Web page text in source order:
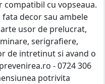
cu vopseaua.
decor sau ambele
usor de prelucrat,
serigrafiere,
de intretinut si avand o
- 0724 306
potrivita